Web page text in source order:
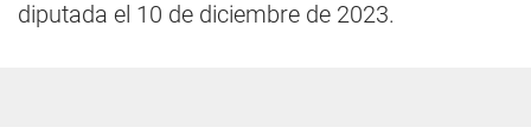
diputada el 10 de diciembre de 2023.